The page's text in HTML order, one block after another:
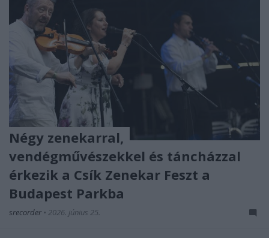
Négy zenekarral,
vendégművészekkel és táncházzal
érkezik a Csík Zenekar Feszt a
Budapest Parkba
srecorder • 2026. június 25.